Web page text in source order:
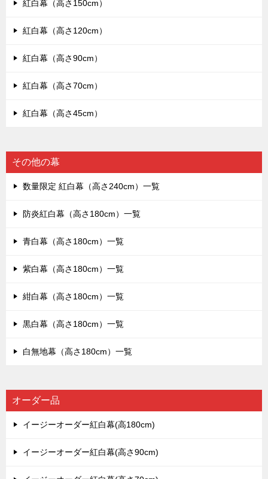
紅白幕（高さ150cm）
紅白幕（高さ120cm）
紅白幕（高さ90cm）
紅白幕（高さ70cm）
紅白幕（高さ45cm）
その他の幕
数量限定 紅白幕（高さ240cm）一覧
防炎紅白幕（高さ180cm）一覧
青白幕（高さ180cm）一覧
紫白幕（高さ180cm）一覧
紺白幕（高さ180cm）一覧
黒白幕（高さ180cm）一覧
白無地幕（高さ180cm）一覧
オーダー品
イージーオーダー紅白幕(高180cm)
イージーオーダー紅白幕(高さ90cm)